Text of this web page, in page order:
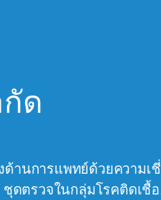
ด
านการแพทย์ด้วยความเ
ดตรวจในกลุ่มโรคติดเชื้